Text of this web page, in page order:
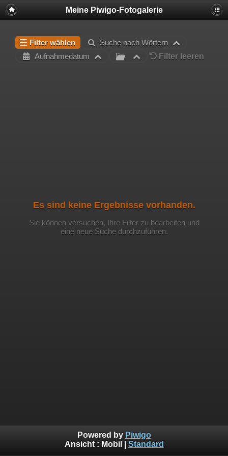
Meine Piwigo-Fotogalerie
Filter wählen
Suche nach Wörtern
Aufnahmedatum
Filter leeren
Es sind keine Ergebnisse vorhanden.
Sie können versuchen, Ihre Filter zu bearbeiten und
eine neue Suche durchzuführen.
Powered by Piwigo
Ansicht : Mobil Standard